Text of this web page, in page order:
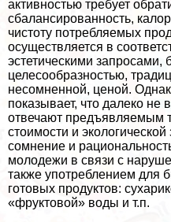
активностью требует
сбалансированность,
чистоту потрeбляемых
осуществляется в
эстетическими запросами,
целесообразностью,
несомненной, ценой.
показывает, что далеко
отвечают предъявляемым
стоимости и
сомнение и
молодежи в связи с
также употрeблением для
готовых продуктов:
«фруктовой» воды и т.п.